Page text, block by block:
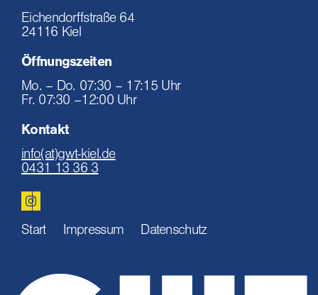
Eichendorffstraße 64
24116 Kiel
Öffnungszeiten
Mo. – Do. 07:30 – 17:15 Uhr
Fr. 07:30 –12:00 Uhr
Kontakt
info(at)gwt-kiel.de
0431 13 36 3
Start Impressum Datenschutz